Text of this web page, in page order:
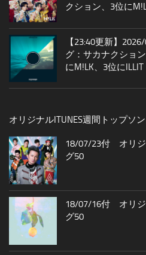
クション、3位に
【23:40更新】
グ：サカナクショ
にM!LK、3位にILLIT
オリジナルITUNES週間トップソ
18/07/23付 オリジ
グ50
18/07/16付 オリジ
グ50